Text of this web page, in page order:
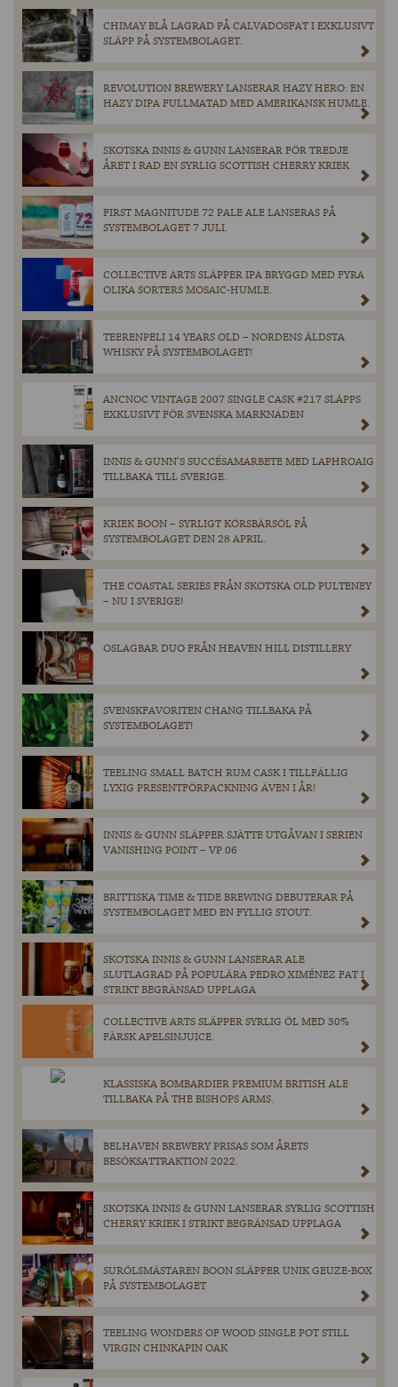
CHIMAY BLÅ LAGRAD PÅ CALVADOSFAT I EXKLUSIVT
SLÄPP PÅ SYSTEMBOLAGET.
REVOLUTION BREWERY LANSERAR HAZY HERO: EN
HAZY DIPA FULLMATAD MED AMERIKANSK HUMLE.
SKOTSKA INNIS & GUNN LANSERAR FÖR TREDJE
ÅRET I RAD EN SYRLIG SCOTTISH CHERRY KRIEK
FIRST MAGNITUDE 72 PALE ALE LANSERAS PÅ
SYSTEMBOLAGET 7 JULI.
COLLECTIVE ARTS SLÄPPER IPA BRYGGD MED FYRA
OLIKA SORTERS MOSAIC-HUMLE.
TEERENPELI 14 YEARS OLD – NORDENS ÄLDSTA
WHISKY PÅ SYSTEMBOLAGET!
ANCNOC VINTAGE 2007 SINGLE CASK #217 SLÄPPS
EXKLUSIVT FÖR SVENSKA MARKNADEN
INNIS & GUNN’S SUCCÉSAMARBETE MED LAPHROAIG
TILLBAKA TILL SVERIGE.
KRIEK BOON – SYRLIGT KÖRSBÄRSÖL PÅ
SYSTEMBOLAGET DEN 28 APRIL.
THE COASTAL SERIES FRÅN SKOTSKA OLD PULTENEY
– NU I SVERIGE!
OSLAGBAR DUO FRÅN HEAVEN HILL DISTILLERY
SVENSKFAVORITEN CHANG TILLBAKA PÅ
SYSTEMBOLAGET!
TEELING SMALL BATCH RUM CASK I TILLFÄLLIG
LYXIG PRESENTFÖRPACKNING ÄVEN I ÅR!
INNIS & GUNN SLÄPPER SJÄTTE UTGÅVAN I SERIEN
VANISHING POINT – VP 06
BRITTISKA TIME & TIDE BREWING DEBUTERAR PÅ
SYSTEMBOLAGET MED EN FYLLIG STOUT.
SKOTSKA INNIS & GUNN LANSERAR ALE
SLUTLAGRAD PÅ POPULÄRA PEDRO XIMÉNEZ FAT I
STRIKT BEGRÄNSAD UPPLAGA
COLLECTIVE ARTS SLÄPPER SYRLIG ÖL MED 30%
FÄRSK APELSINJUICE.
KLASSISKA BOMBARDIER PREMIUM BRITISH ALE
TILLBAKA PÅ THE BISHOPS ARMS.
BELHAVEN BREWERY PRISAS SOM ÅRETS
BESÖKSATTRAKTION 2022.
SKOTSKA INNIS & GUNN LANSERAR SYRLIG SCOTTISH
CHERRY KRIEK I STRIKT BEGRÄNSAD UPPLAGA
SURÖLSMÄSTAREN BOON SLÄPPER UNIK GEUZE-BOX
PÅ SYSTEMBOLAGET
TEELING WONDERS OF WOOD SINGLE POT STILL
VIRGIN CHINKAPIN OAK